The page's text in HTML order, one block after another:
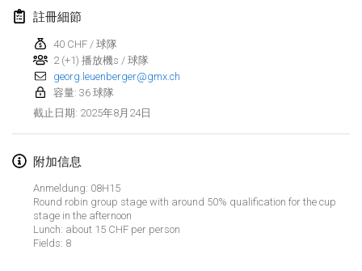
显示列表
註冊細節
40 CHF / 球隊
2 (+1) 播放機s / 球隊
georg.leuenberger@gmx.ch
容量: 36 球隊
截止日期: 2025年8月24日
附加信息
Anmeldung: 08H15
Round robin group stage with around 50% qualification for the cup
stage in the afternoon
Lunch: about 15 CHF per person
Fields: 8
2025年2月7日
Open des vendanges tardives
2025年2月8日 |法國
Indoor de la CASAS
SM HalliMölkky - Finnish Championship
2025年2月15日
Warm-up EM Indoor
2025年2月28日